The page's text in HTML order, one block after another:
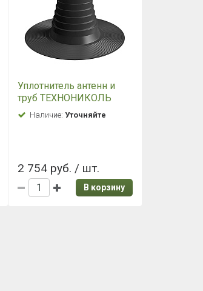
Уплотнитель антенн и
труб ТЕХНОНИКОЛЬ
универсальный D 90-175
Наличие: Уточняйте
2 754 руб. / шт.
В корзину